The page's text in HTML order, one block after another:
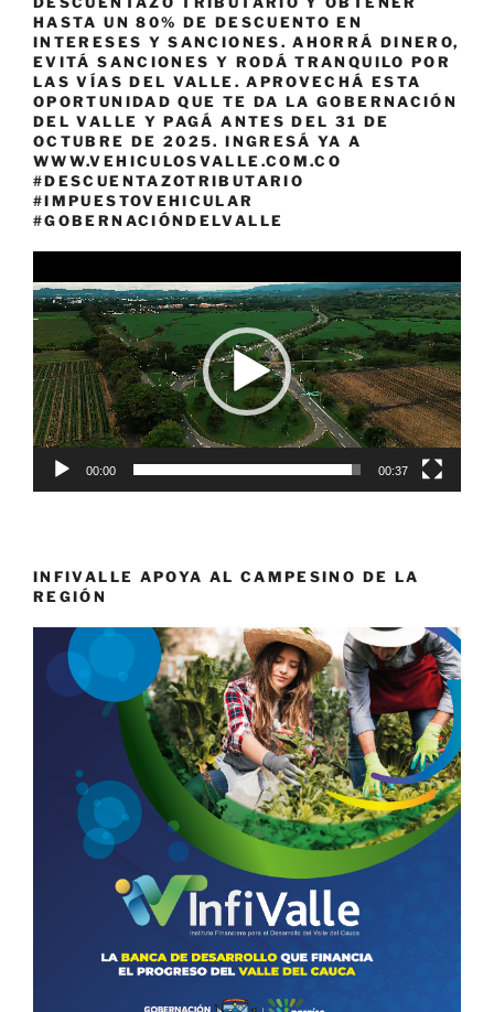
HASTA UN 80% DE DESCUENTO EN
INTERESES Y SANCIONES. AHORRÁ DINERO,
EVITÁ SANCIONES Y RODÁ TRANQUILO POR
LAS VÍAS DEL VALLE. APROVECHÁ ESTA
OPORTUNIDAD QUE TE DA LA GOBERNACIÓN
DEL VALLE Y PAGÁ ANTES DEL 31 DE
OCTUBRE DE 2025. INGRESÁ YA A
WWW.VEHICULOSVALLE.COM.CO
#DESCUENTAZOTRIBUTARIO
#IMPUESTOVEHICULAR
#GOBERNACIÓNDELVALLE
de
vídeo
00:00 00:37
INFIVALLE APOYA AL CAMPESINO DE LA
REGIÓN